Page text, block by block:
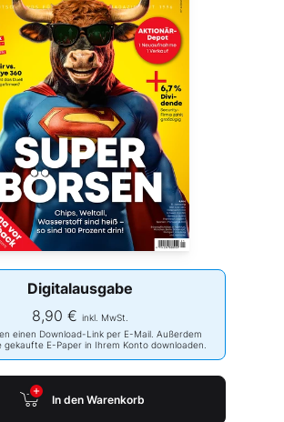
Digitalausgabe
8,90 € inkl. MwSt.
einen Download-Link per E-Mail. Außerdem
gekaufte E-Paper in Ihrem Konto downloaden.
In den Warenkorb